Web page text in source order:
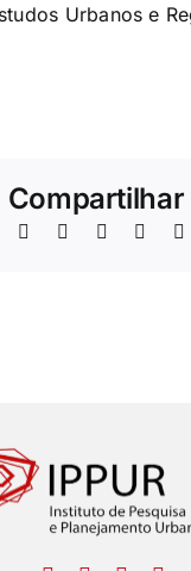
Urbanos e
Compartilhar